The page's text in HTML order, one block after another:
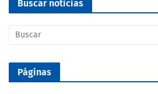
Buscar noticias
Páginas